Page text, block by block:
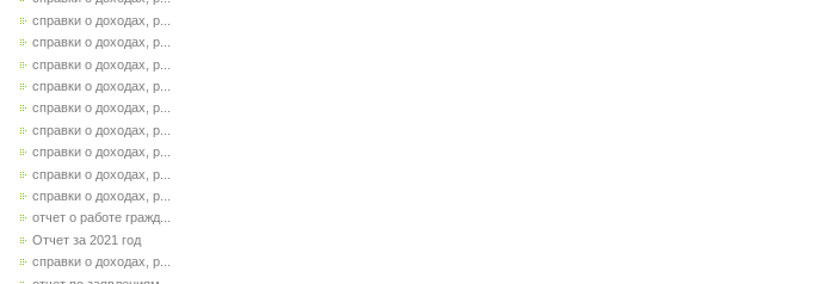
справки о доходах, р...
справки о доходах, р...
справки о доходах, р...
справки о доходах, р...
справки о доходах, р...
справки о доходах, р...
справки о доходах, р...
справки о доходах, р...
справки о доходах, р...
отчет о работе гражд...
Отчет за 2021 год
справки о доходах, р...